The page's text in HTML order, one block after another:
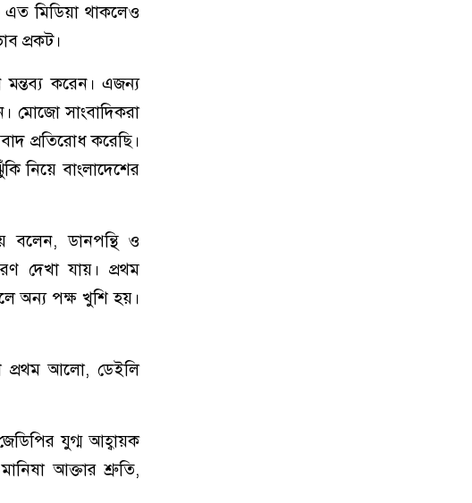
এত মিডিয়া থাকলেও
প্রকট।
মন্তব্য করেন। এজন্য
মোজো সাংবাদিকরা
প্রতিরোধ করেছি।
নিয়ে বাংলাদেশের
বলেন, ডানপন্থি ও
দেখা যায়। প্রথম
অন্য পক্ষ খুশি হয়।
প্রথম আলো, ডেইলি
যুগ্ম আহ্বায়ক
আক্তার শ্রুতি,